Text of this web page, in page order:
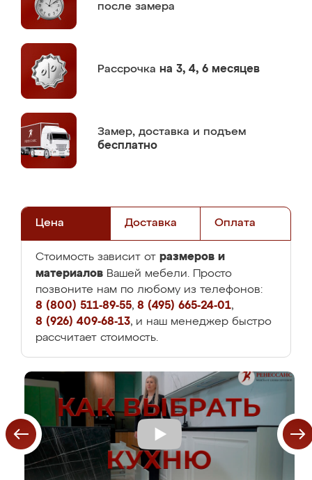
после замера
Рассрочка на 3, 4, 6 месяцев
Замер, доставка и подъем
бесплатно
Цена Доставка Оплата
Стоимость зависит от размеров и
материалов Вашей мебели. Просто
позвоните нам по любому из телефонов:
8 (800) 511-89-55, 8 (495) 665-24-01,
8 (926) 409-68-13, и наш менеджер быстро
рассчитает стоимость.